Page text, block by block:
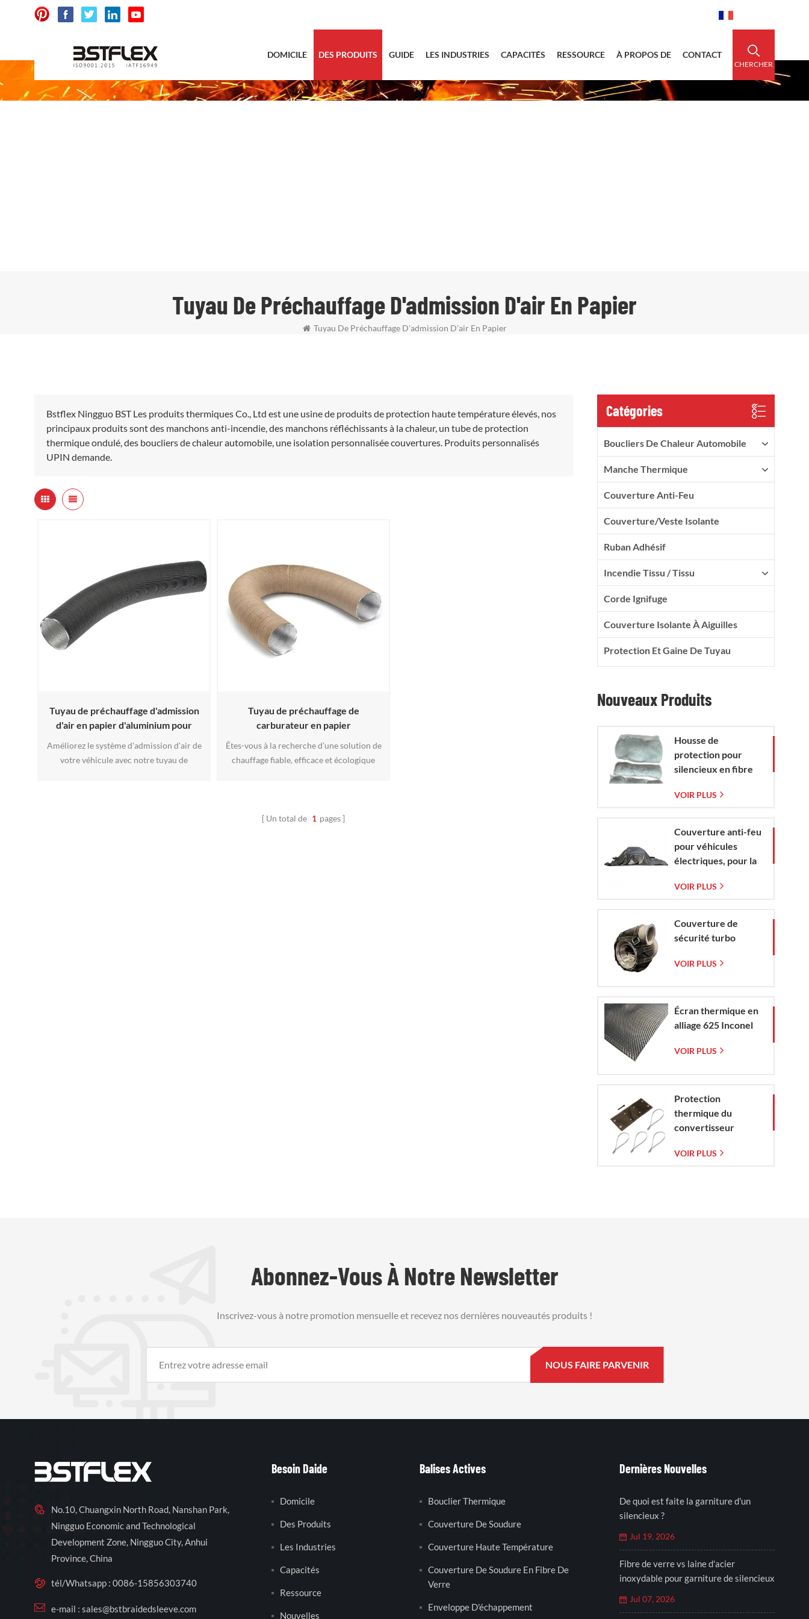
CHERCHER
DOMICILE DES PRODUITS GUIDE LES INDUSTRIES CAPACITÉS RESSOURCE À PROPOS DE CONTACT
Tuyau De Préchauffage D'admission D'air En Papier
Tuyau De Préchauffage D'admission D'air En Papier
Bstflex Ningguo BST Les produits thermiques Co., Ltd est une usine de produits de protection haute température élevés, nos
principaux produits sont des manchons anti-incendie, des manchons réfléchissants à la chaleur, un tube de protection
thermique ondulé, des boucliers de chaleur automobile, une isolation personnalisée couvertures. Produits personnalisés
UPIN demande.
Tuyau de préchauffage d'admission
d'air en papier d'aluminium pour
Améliorez le système d'admission d'air de
votre véhicule avec notre tuyau de
Tuyau de préchauffage de
carburateur en papier
Êtes-vous à la recherche d’une solution de
chauffage fiable, efficace et écologique
la réponse à vos besoins de chauffage.
Un total de 1 pages
Catégories
Boucliers De Chaleur Automobile
Manche Thermique
Couverture Anti-Feu
Couverture/veste Isolante
Ruban Adhésif
Incendie Tissu / Tissu
Corde Ignifuge
Couverture Isolante À Aiguilles
Protection Et Gaine De Tuyau
Nouveaux Produits
Housse de
protection pour
silencieux en fibre
maille de verre
VOIR PLUS
Couverture anti-feu
pour véhicules
électriques, pour la
les incendies de
électriques et de
voitures en situation
VOIR PLUS
Couverture de
sécurité turbo
VOIR PLUS
Écran thermique en
alliage 625 Inconel
VOIR PLUS
Protection
thermique du
convertisseur
Corvette C7 (2014-
VOIR PLUS
Abonnez-Vous À Notre Newsletter
Inscrivez-vous à notre promotion mensuelle et recevez nos dernières nouveautés produits !
No.10, Chuangxin North Road, Nanshan Park,
Ningguo Economic and Technological
Development Zone, Ningguo City, Anhui
Province, China
tél/Whatsapp : 0086-15856303740
e-mail : sales@bstbraidedsleeve.com
Besoin Daide
Domicile
Des Produits
Les Industries
Capacités
Ressource
Nouvelles
Balises Actives
Bouclier Thermique
Couverture De Soudure
Couverture Haute Température
Couverture De Soudure En Fibre De
Verre
Enveloppe D'échappement
Dernières Nouvelles
De quoi est faite la garniture d'un
silencieux ?
Jul 19, 2026
Fibre de verre vs laine d'acier
inoxydable pour garniture de silencieux
Jul 07, 2026